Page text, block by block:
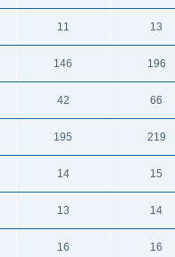
11 13
146 196
42 66
195 219
14 15
13 14
16 16